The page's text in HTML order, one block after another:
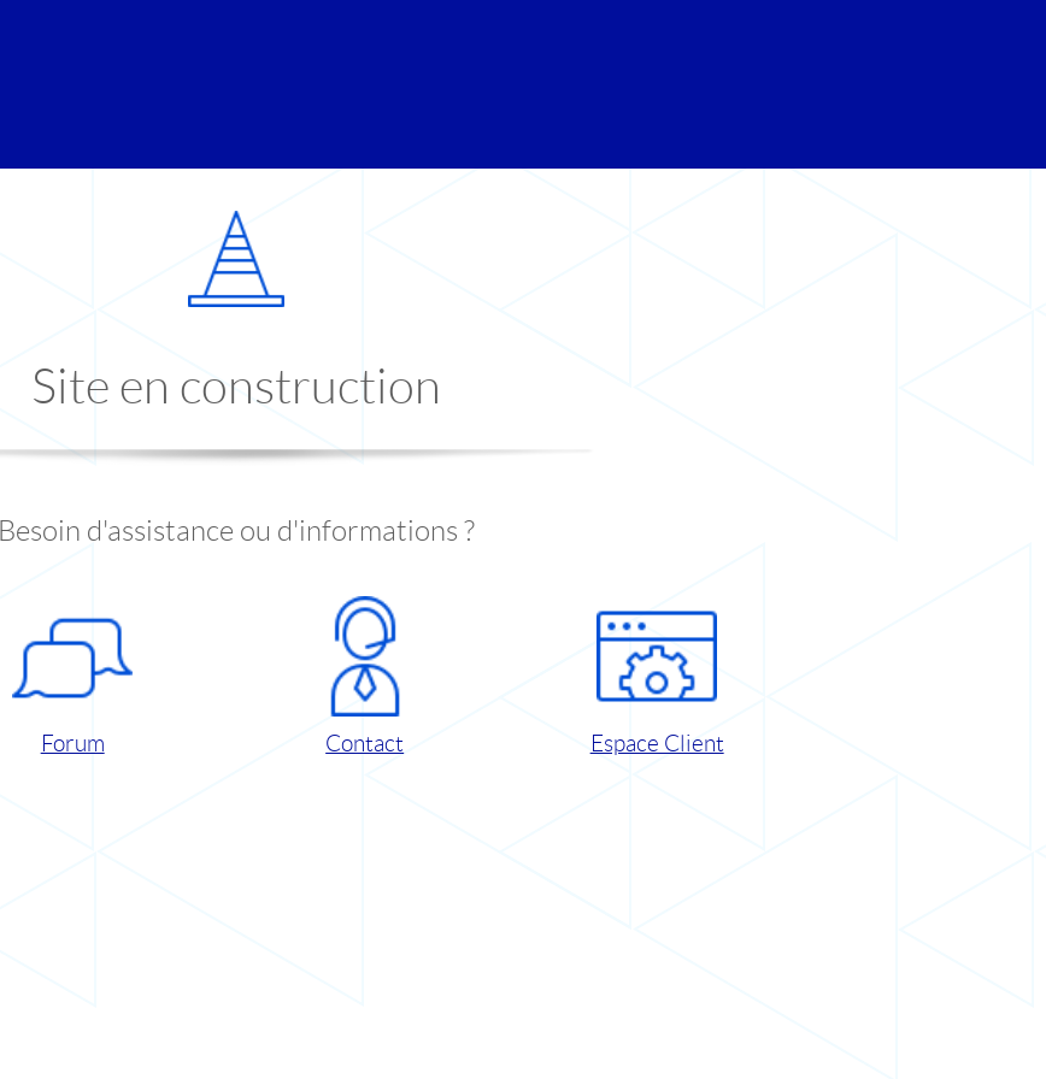
Site en construction
Besoin d'assistance ou d'informations ?
Forum Contact Espace Client